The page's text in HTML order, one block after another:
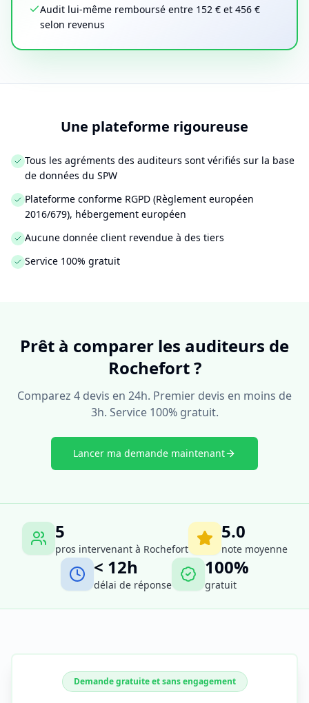
Audit lui-même remboursé entre 152 € et 456 €
selon revenus
Une plateforme rigoureuse
Tous les agréments des auditeurs sont vérifiés sur la base
de données du SPW
Plateforme conforme RGPD (Règlement européen
2016/679), hébergement européen
Aucune donnée client revendue à des tiers
Service 100% gratuit
Prêt à comparer les auditeurs de
Rochefort ?
Comparez 4 devis en 24h. Premier devis en moins de
3h. Service 100% gratuit.
Lancer ma demande maintenant
5
pros intervenant à Rochefort
5.0
note moyenne
< 12h
délai de réponse
100%
gratuit
Demande gratuite et sans engagement